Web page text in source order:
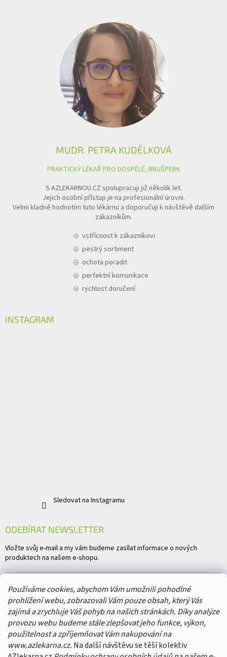
Používáme cookies, abychom Vám umožnili pohodlné
prohlížení webu, zobrazovali Vám pouze obsah, který Vás
zajímá a zrychluje Váš pohyb na našich stránkách. Díky analýze
provozu webu budeme stále zlepšovat jeho funkce, výkon,
použitelnost a zpříjemňovat Vám nakupování na
www.azlekarna.cz. Na další návštěvu se těší kolektiv
MUDR. PETRA KUDĚLKOVÁ
PRAKTICKÝ LÉKAŘ PRO DOSPĚLÉ, BRUŠPERK
S AZLEKARNOU.CZ spolupracuji již několik let.
Jejich osobní přístup je na profesionální úrovni.
Velmi kladně hodnotím tuto lékárnu a doporučuji k návštěvě dalším
zákazníkům.
vstřícnost k zákazníkovi
pestrý sortiment
ochota poradit
perfektní komunikace
rychlost doručení
INSTAGRAM
Sledovat na Instagramu
ODEBÍRAT NEWSLETTER
Vložte svůj e-mail a my vám budeme zasílat informace o nových
produktech na našem e-shopu.
Vložením e-mailu souhlasíte spodmínkami ochrany osobních údajů
PŘIHLÁSIT SE